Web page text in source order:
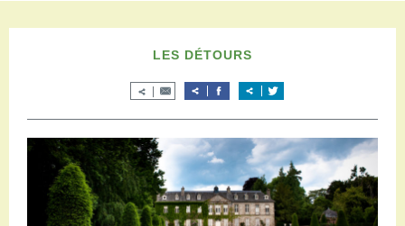
Les activités de loisirs
Terroir et artisans
Autour de chez nous
Séjourner
Hébergements
Restaurants
Aires de camping-car
LES DÉTOURS